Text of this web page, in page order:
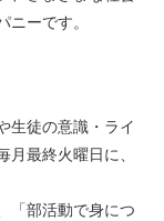
ーです。
生徒の意識・ライ
最終火曜日に、
「部活動で身につ